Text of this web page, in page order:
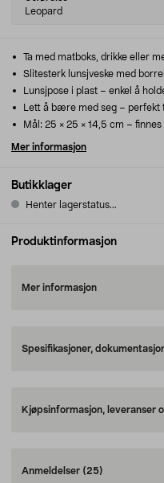
variant
Leopard
Butikklager
Henter lagerstatus...
Ta med matboks, drikke eller
Slitesterk lunsjveske med
Lunsjpose i plast – enkel å
Lett å bære med seg – perfekt
Mål: 25 × 25 × 14,5 cm –
Mer informasjon
Produktinformasjon
Mer informasjon
Spesifikasjoner,
Kjøpsinformasjon, leveranser
Anmeldelser (25)